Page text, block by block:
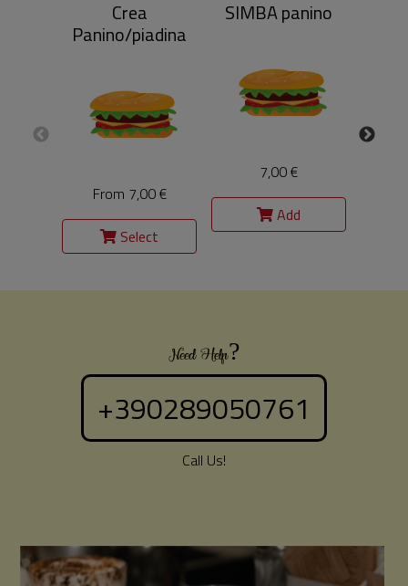
Crea
Panino/piadina
From 7,00 €
Select
SIMBA panino
7,00 €
Add
Need Help?
+390289050761
Call Us!